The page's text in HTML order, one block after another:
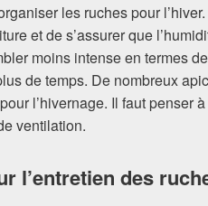
les ruches pour
et de s’assurer que
moins intense en termes
de temps. De nombreux
l’hivernage. Il faut penser
ventilation.
l’entretien des